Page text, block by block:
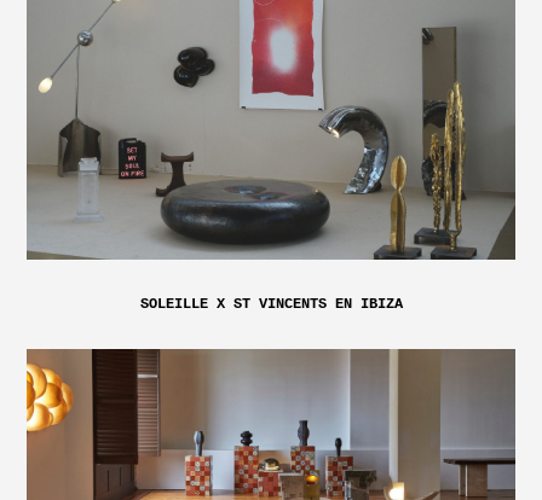
SOLEILLE X ST VINCENTS EN IBIZA